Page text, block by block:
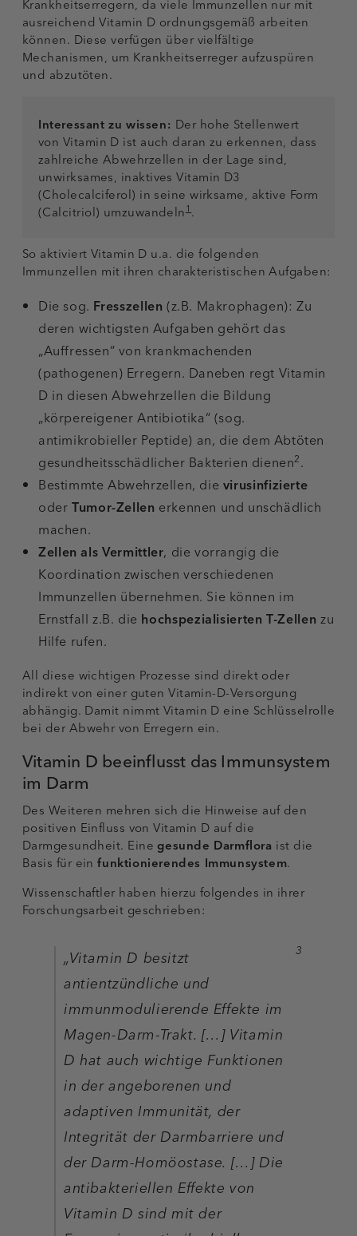
Krankheitserregern, da viele Immunzellen nur mit
ausreichend Vitamin D ordnungsgemäß arbeiten
können. Diese verfügen über vielfältige
Mechanismen, um Krankheitserreger aufzuspüren
und abzutöten.
Interessant zu wissen: Der hohe Stellenwert
von Vitamin D ist auch daran zu erkennen, dass
zahlreiche Abwehrzellen in der Lage sind,
unwirksames, inaktives Vitamin D3
(Cholecalciferol) in seine wirksame, aktive Form
(Calcitriol) umzuwandeln1.
So aktiviert Vitamin D u.a. die folgenden
Immunzellen mit ihren charakteristischen Aufgaben:
Die sog. Fresszellen (z.B. Makrophagen): Zu
deren wichtigsten Aufgaben gehört das
„Auffressen“ von krankmachenden
(pathogenen) Erregern. Daneben regt Vitamin
D in diesen Abwehrzellen die Bildung
„körpereigener Antibiotika“ (sog.
antimikrobieller Peptide) an, die dem Abtöten
gesundheitsschädlicher Bakterien dienen2.
Bestimmte Abwehrzellen, die virusinfizierte
oderTumor-Zellen erkennen und unschädlich
machen.
Zellen als Vermittler, die vorrangig die
Koordination zwischen verschiedenen
Immunzellen übernehmen. Sie können im
Ernstfall z.B. die hochspezialisierten T-Zellen zu
Hilfe rufen.
All diese wichtigen Prozesse sind direkt oder
indirekt von einer guten Vitamin-D-Versorgung
abhängig. Damit nimmt Vitamin D eine Schlüsselrolle
bei der Abwehr von Erregern ein.
Vitamin D beeinflusst das Immunsystem
im Darm
Des Weiteren mehren sich die Hinweise auf den
positiven Einfluss von Vitamin D auf die
Darmgesundheit. Einegesunde Darmflora ist die
Basis für ein funktionierendes Immunsystem.
Wissenschaftler haben hierzu folgendes in ihrer
Forschungsarbeit geschrieben:
„Vitamin D besitzt
antientzündliche und
immunmodulierende Effekte im
Magen-Darm-Trakt. […] Vitamin
D hat auch wichtige Funktionen
in der angeborenen und
adaptiven Immunität, der
Integrität der Darmbarriere und
der Darm-Homöostase. […] Die
antibakteriellen Effekte von
Vitamin D sind mit der
3